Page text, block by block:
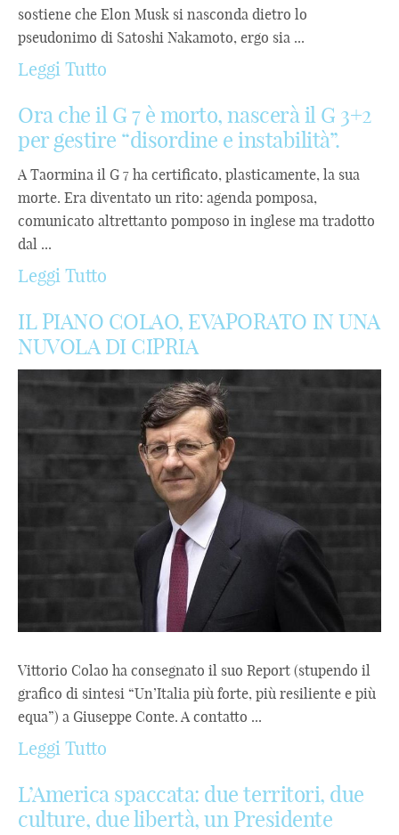
sostiene che Elon Musk si nasconda dietro lo
pseudonimo di Satoshi Nakamoto, ergo sia ...
Leggi Tutto
Ora che il G 7 è morto, nascerà il G 3+2
per gestire “disordine e instabilità”.
A Taormina il G 7 ha certificato, plasticamente, la sua
morte. Era diventato un rito: agenda pomposa,
comunicato altrettanto pomposo in inglese ma tradotto
dal ...
Leggi Tutto
IL PIANO COLAO, EVAPORATO IN UNA
NUVOLA DI CIPRIA
Vittorio Colao ha consegnato il suo Report (stupendo il
grafico di sintesi “Un’Italia più forte, più resiliente e più
equa”) a Giuseppe Conte. A contatto ...
Leggi Tutto
L’America spaccata: due territori, due
culture, due libertà, un Presidente